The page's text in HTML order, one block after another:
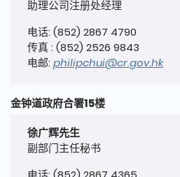
助理公司注册处经理
电话: (852) 2867 4790
传真 : (852) 2526 9843
电邮: philipchui@cr.gov.hk
金钟道政府合署15楼
徐广辉先生
副部门主任秘书